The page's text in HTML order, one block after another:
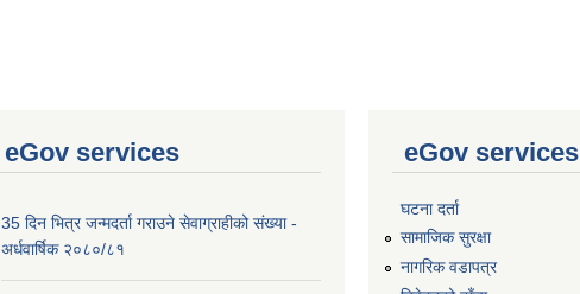
eGov services
35 दिन भित्र जन्मदर्ता गराउने सेवाग्राहीको संख्या -
अर्धवार्षिक २०८०/८१
eGov services
घटना दर्ता
सामाजिक सुरक्षा
नागरिक वडापत्र